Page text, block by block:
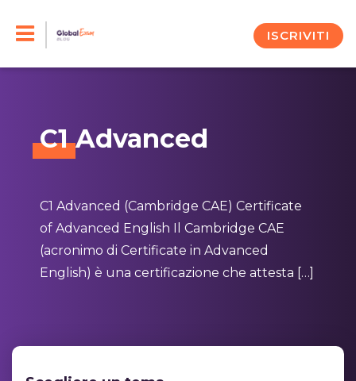
ISCRIVITI
C1Advanced
C1 Advanced (Cambridge CAE) Certificate
of Advanced English Il Cambridge CAE
(acronimo di Certificate in Advanced
English) è una certificazione che attesta […]